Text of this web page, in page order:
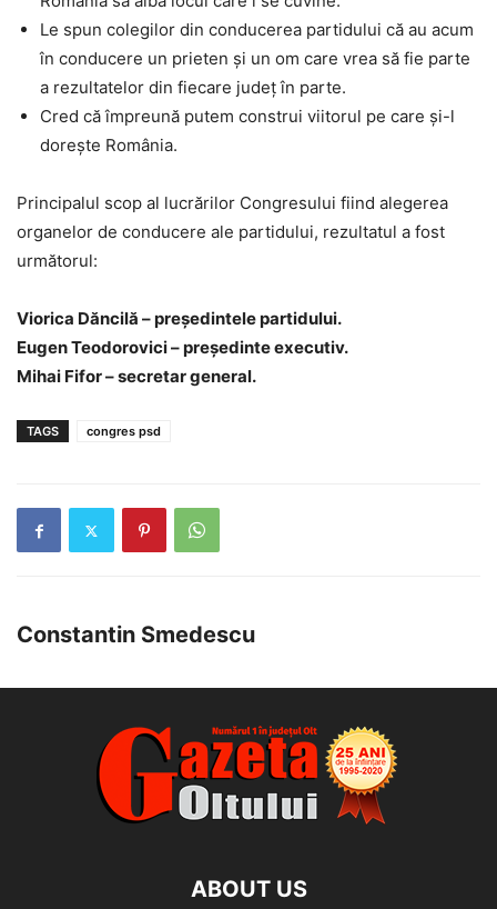
Le spun colegilor din conducerea partidului că au acum
în conducere un prieten și un om care vrea să fie parte
a rezultatelor din fiecare județ în parte.
Cred că împreună putem construi viitorul pe care și-l
dorește România.
Principalul scop al lucrărilor Congresului fiind alegerea
organelor de conducere ale partidului, rezultatul a fost
următorul:
Viorica Dăncilă – președintele partidului.
Eugen Teodorovici – președinte executiv.
Mihai Fifor – secretar general.
TAGS congres psd
Constantin Smedescu
ABOUT US